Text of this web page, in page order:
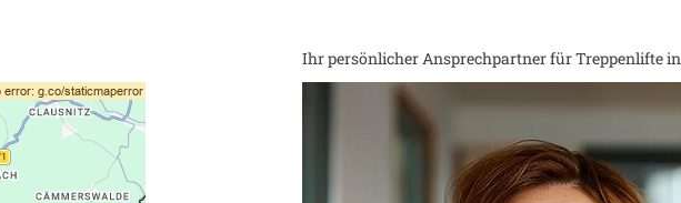
Ihr persönlicher Ansprechpartner für Treppenlifte in